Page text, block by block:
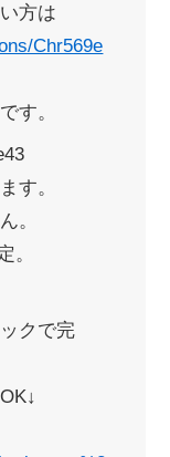
方は
Chr569e
す。
す。
。
。
クで完